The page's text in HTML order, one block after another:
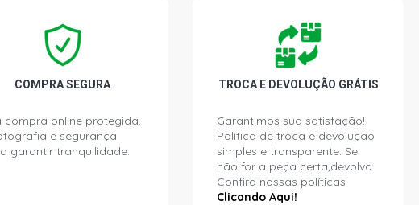
RANGER CD LIMITED
NGD3.0E TURBO L4
COMPRA SEGURA
compra online protegida.
e segurança
garantir tranquilidade.
TROCA E DEVOLUÇÃO GRÁTIS
Garantimos sua satisfação!
Política de troca e devolução
simples e transparente. Se
não for a peça certa,devolva.
Confira nossas políticas
Clicando Aqui!